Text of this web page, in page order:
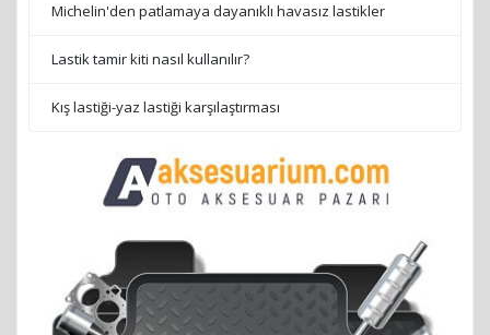
Michelin'den patlamaya dayanıklı havasız lastikler
Lastik tamir kiti nasıl kullanılır?
Kış lastiği-yaz lastiği karşılaştırması